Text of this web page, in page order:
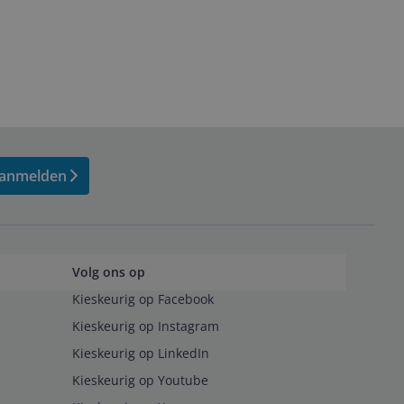
Volg ons op
Kieskeurig op Facebook
Kieskeurig op Instagram
Kieskeurig op LinkedIn
Kieskeurig op Youtube